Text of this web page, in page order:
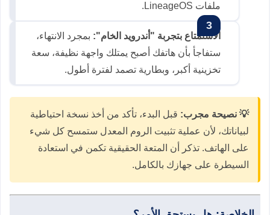
ملفات LineageOS.
الاستمتاع بتجربة "أندرويد الخام": بمجرد الانتهاء،
ستفاجأ بأن هاتفك أصبح يمتلك واجهة نظيفة، سعة
تخزينية أكبر، وبطارية تصمد لفترة أطول.
💡 نصيحة مجرب: قبل البدء، تأكد من أخذ نسخة احتياطية
لبياناتك، لأن عملية تثبيت الروم المعدل ستمسح كل شيء
على الهاتف. تذكر أن المتعة الحقيقية تكمن في استعادة
السيطرة على جهازك بالكامل.